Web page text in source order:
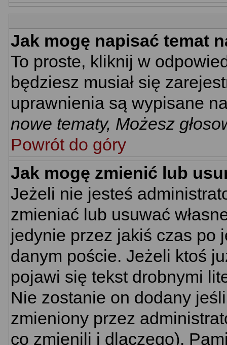
Jak mogę napisać temat
To proste, kliknij w
będziesz musiał się
uprawnienia są wypisane
nowe tematy, Możesz
Powrót do góry
Jak mogę zmienić lub
Jeżeli nie jesteś
zmieniać lub usuwać
jedynie przez jakiś czas
danym poście. Jeżeli ktoś
pojawi się tekst drobnymi
Nie zostanie on dodany
zmieniony przez
co zmienili i dlaczego).